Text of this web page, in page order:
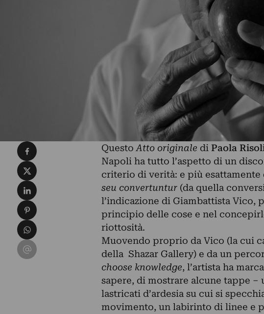
QuestoAtto originale di Paola
Napoli ha tutto l’aspetto di un
criterio di verità: e più esattamente
seu convertuntur(da quella
l’indicazione di Giambattista Vico,
principio delle cose e nel
riottosità.
Muovendo proprio da Vico (la cui
della Shazar Gallery) e da un
choose knowledge, l’artista ha
sapere, di mostrare alcune tappe
lastricati d’ardesia su cui si
movimento, un labirinto di linee e
Condividi su Facebook
Condividi su X
Condividi su LinkedIn
Condividi su Pinterest
Condividi su WhatsApp
Condividi su Email